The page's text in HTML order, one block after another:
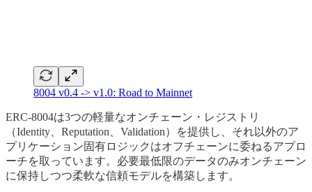
8004 v0.4 -> v1.0: Road to Mainnet
ERC-8004は3つの軽量なオンチェーン・レジストリ
（Identity、Reputation、Validation）を提供し、それ以外のア
プリケーション固有ロジックはオフチェーンに委ねるアプロ
ーチを取っています。必要最低限のデータのみオンチェーン
に保持しつつ柔軟な信頼モデルを構築します。